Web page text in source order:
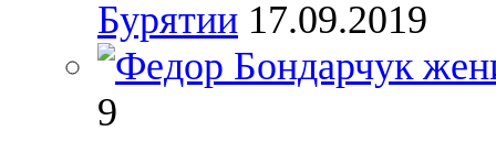
Бурятии 17.09.2019
9